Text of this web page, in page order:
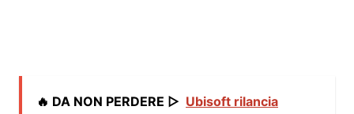
🔥 DA NON PERDERE ▷ Ubisoft rilancia